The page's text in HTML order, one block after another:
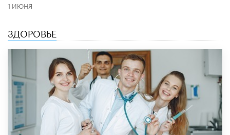
1 ИЮНЯ
ЗДОРОВЬЕ